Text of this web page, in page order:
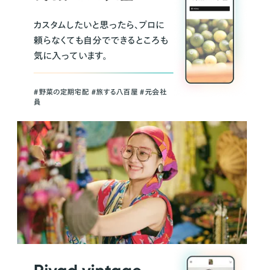
カスタムしたいと思ったら、プロに
頼らなくても自分でできるところも
気に入っています。
＃野菜の定期宅配 ＃旅する八百屋 ＃元会社
員